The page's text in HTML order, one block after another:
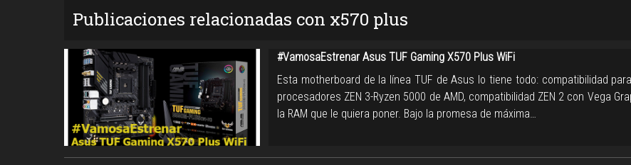
Publicaciones relacionadas con x570 plus
#VamosaEstrenar Asus TUF Gaming X570 Plus WiFi
Esta motherboard de la línea TUF de Asus lo tiene todo: compatibilidad
procesadores ZEN 3-Ryzen 5000 de AMD, compatibilidad ZEN 2 con Vega
la RAM que le quiera poner. Bajo la promesa de máxima…